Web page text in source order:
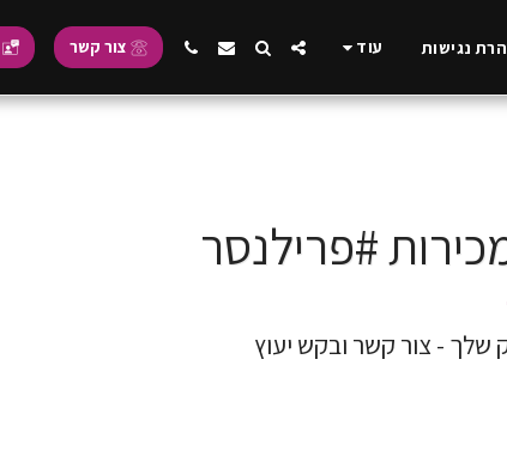
נגישות עוד צור קשר
#פרילנסר
שלך - צור קשר ובקש יעוץ